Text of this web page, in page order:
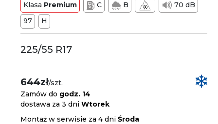
Klasa Premium C B
70 dB
97
H
225/55 R17
644zł/szt.
Zamów do godz. 14
dostawa za 3 dniWtorek
Montaż w serwisie za 4 dniŚroda